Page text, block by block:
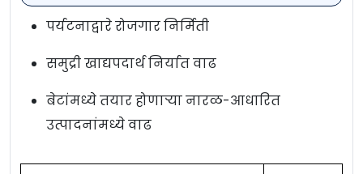
पर्यटनाद्वारे रोजगार निर्मिती
समुद्री खाद्यपदार्थ निर्यात वाढ
बेटांमध्ये तयार होणाऱ्या नारळ-आधारित
उत्पादनांमध्ये वाढ